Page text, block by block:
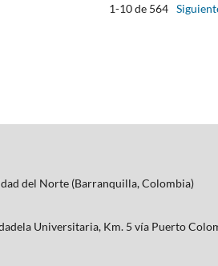
1-10 de 564
del Norte (Barranquilla, Colombia)
Universitaria, Km. 5 vía Puerto